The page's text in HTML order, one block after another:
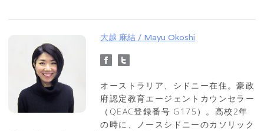
大越 麻結 / Mayu Okoshi
オーストラリア、シドニー在住。豪政
府認定教育エージェントカウンセラー
（QEAC登録番号 G175）。高校2年
の時に、ノースシドニーのカソリック